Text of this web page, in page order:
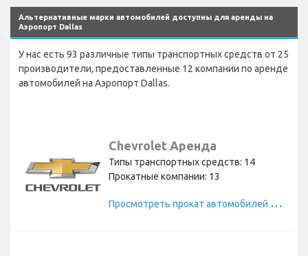
Альтернативные марки автомобилей доступны для аренды на
Аэропорт Dallas
У нас есть 93 различные типы транспортных средств от 25
производители, предоставленные 12 компании по аренде
автомобилей на Аэропорт Dallas.
Chevrolet Аренда
Типы транспортных средств: 14
Прокатные компании: 13
П
росмотреть прокат автомобилей Chevrolet